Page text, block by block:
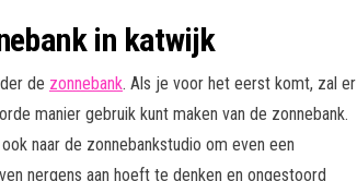
in katwijk
de zonnebank. Als je voor het eerst komt, zal er
manier gebruik kunt maken van de zonnebank.
naar de zonnebankstudio om even een
nergens aan hoeft te denken en ongestoord